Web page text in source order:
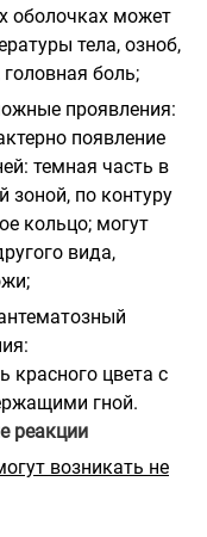
оболочках может
тела, озноб,
боль;
проявления:
появление
темная часть в
зоной, по контуру
кольцо; могут
вида,
красного цвета с
гной.
реакции
возникать не